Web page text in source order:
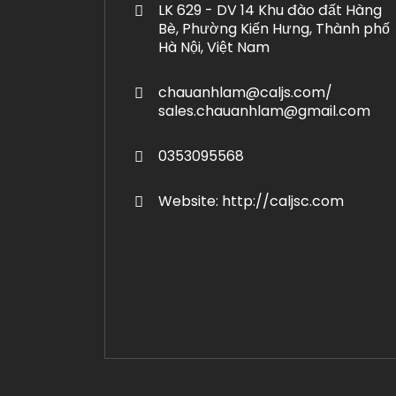
LK 629 - DV 14 Khu đào đất Hàng
Bè, Phường Kiến Hưng, Thành phố
Hà Nội, Việt Nam
chauanhlam@caljs.com/
sales.chauanhlam@gmail.com
0353095568
Website: http://caljsc.com